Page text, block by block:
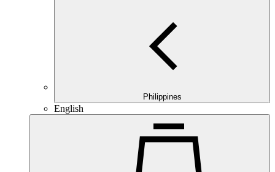
Philippines
English